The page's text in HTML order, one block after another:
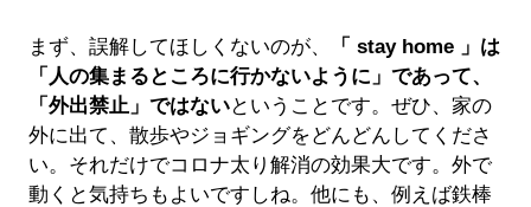
まず、誤解してほしくないのが、
「 stay home 」は
「人の集まるところに行かないように」であって、
「外出禁止」ではないということです。ぜひ、家の
外に出て、散歩やジョギングをどんどんしてくださ
い。それだけでコロナ太り解消の効果大です。外で
動くと気持ちもよいですしね。他にも、例えば鉄棒